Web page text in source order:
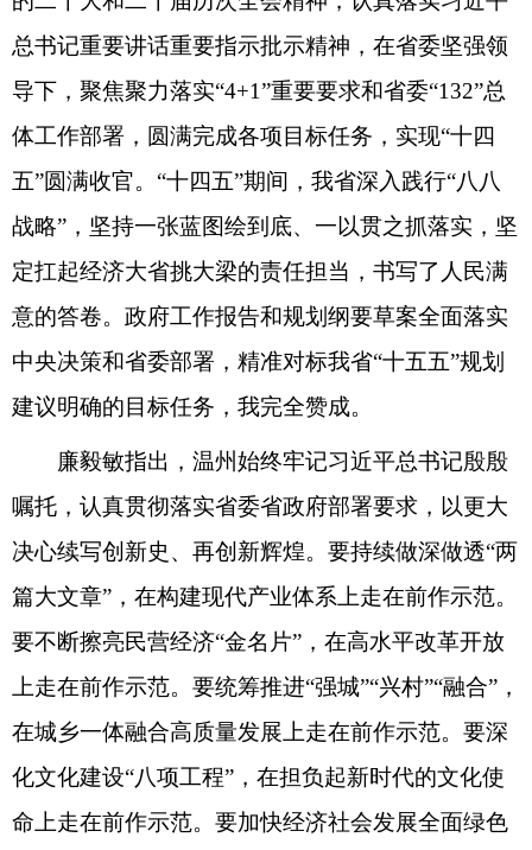
总书记重要讲话重要指示批示精神，在省委坚强领
导下，聚焦聚力落实“4+1”重要要求和省委“132”总
体工作部署，圆满完成各项目标任务，实现“十四
五”圆满收官。“十四五”期间，我省深入践行“八八
战略”，坚持一张蓝图绘到底、一以贯之抓落实，坚
定扛起经济大省挑大梁的责任担当，书写了人民满
意的答卷。政府工作报告和规划纲要草案全面落实
中央决策和省委部署，精准对标我省“十五五”规划
建议明确的目标任务，我完全赞成。
廉毅敏指出，温州始终牢记习近平总书记殷殷
嘱托，认真贯彻落实省委省政府部署要求，以更大
决心续写创新史、再创新辉煌。要持续做深做透“两
篇大文章”，在构建现代产业体系上走在前作示范。
要不断擦亮民营经济“金名片”，在高水平改革开放
上走在前作示范。要统筹推进“强城”“兴村”“融合”，
在城乡一体融合高质量发展上走在前作示范。要深
化文化建设“八项工程”，在担负起新时代的文化使
命上走在前作示范。要加快经济社会发展全面绿色